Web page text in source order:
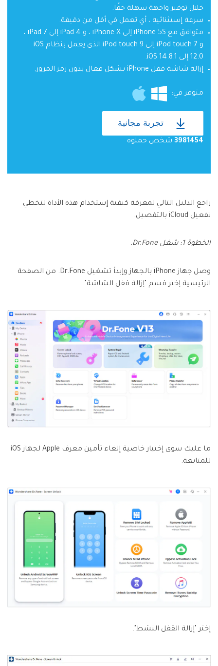
خلال توفير واجهة سهلة حقًا.
سرعة إستثنائية ، أي تعمل في أقل من دقيقة.
متوافق مع iPhone 5S إلى iPhone X ، و iPad 4 إلى iPad 7 ،
و iPod touch 7 إلى iPod touch 9 الذي يعمل بنظام iOS
12.0 إلى iOS 14.8.1.
إزالة شاشة قفل iPhone بشكل فعال بدون رمز المرور.
متوفر في:
تجربة مجانية
3981454 شخص حملوه
راجع الدليل التالي لمعرفة كيفية إستخدام هذه الأداة لتخطي
تفعيل iCloud بالتفصيل.
الخطوة 1: شغل Dr.Fone.
وصل جهاز iPhone بالجهاز وإبدأ تشغيل Dr.Fone. من الصفحة
الرئيسية إختر قسم "إزالة قفل الشاشة".
ما عليك سوى إختيار خاصية إلغاء تأمين معرف Apple لجهاز iOS
للمتابعة.
إختر "إزالة القفل النشط".